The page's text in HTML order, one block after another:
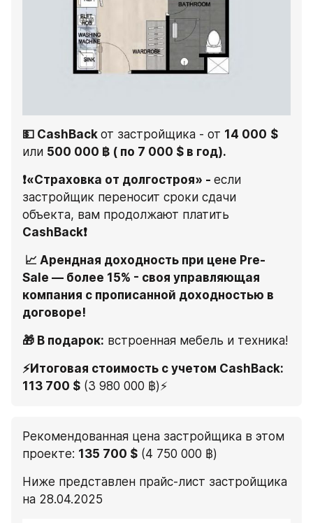
💵 CashBack от застройщика - от 14 000 $
или 500 000 ฿ ( по 7 000 $ в год).
❗«Страховка от долгостроя» - если
застройщик переносит сроки сдачи
CashBack❗
Sale — более 15% - своя управляющая
компания с прописанной доходностью в
договоре!
🎁 В подарок: встроенная мебель и техника!
⚡️Итоговая стоимость с учетом CashBack:
113 700 $ (3 980 000 ฿)⚡️
Рекомендованная цена застройщика в этом
проекте: 135 700 $ (4 750 000 ฿)
Ниже представлен прайс-лист застройщика
на 28.04.2025